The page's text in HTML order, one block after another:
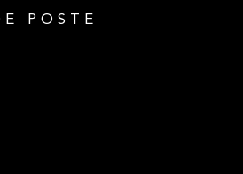
POSTE